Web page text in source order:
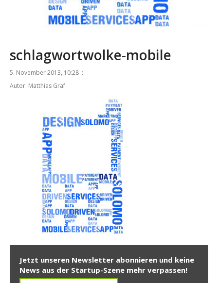
schlagwortwolke-mobile
5. November 2013, 10:28 ::
Autor: Matthias Gräf
Jetzt unseren Newsletter abonnieren und keine
News aus der Startup-Szene mehr verpassen!